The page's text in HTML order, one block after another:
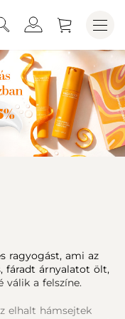
ragyogást, ami az
fáradt árnyalatot ölt,
válik a felszíne.
elhalt hámsejtek